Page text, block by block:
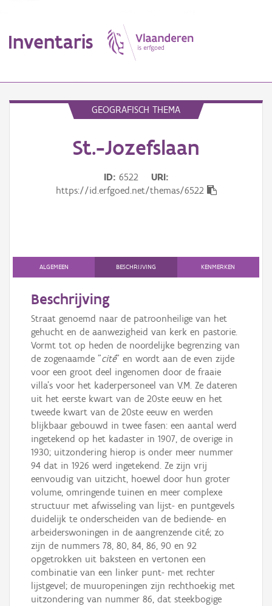
Inventaris
Persoon of collectief
Downloads
Hergebruik
Aanmelden
GEOGRAFISCH THEMA
St.-Jozefslaan
ID 6522
URI
https://id.erfgoed.net/themas/6522
ALGEMEEN BESCHRIJVING KENMERKEN
Beschrijving
Straat genoemd naar de patroonheilige van het
gehucht en de aanwezigheid van kerk en pastorie.
Vormt tot op heden de noordelijke begrenzing van
de zogenaamde "cité" en wordt aan de even zijde
voor een groot deel ingenomen door de fraaie
villa's voor het kaderpersoneel van V.M. Ze dateren
uit het eerste kwart van de 20ste eeuw en het
tweede kwart van de 20ste eeuw en werden
blijkbaar gebouwd in twee fasen: een aantal werd
ingetekend op het kadaster in 1907, de overige in
1930; uitzondering hierop is onder meer nummer
94 dat in 1926 werd ingetekend. Ze zijn vrij
eenvoudig van uitzicht, hoewel door hun groter
volume, omringende tuinen en meer complexe
structuur met afwisseling van lijst- en puntgevels
duidelijk te onderscheiden van de bediende- en
arbeiderswoningen in de aangrenzende cité; zo
zijn de nummers 78, 80, 84, 86, 90 en 92
opgetrokken uit baksteen en vertonen een
combinatie van een linker punt- met rechter
lijstgevel; de muuropeningen zijn rechthoekig met
uitzondering van nummer 86, dat steekbogige